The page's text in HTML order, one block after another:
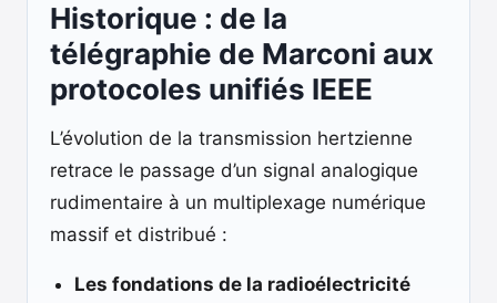
Historique : de la
télégraphie de Marconi aux
protocoles unifiés IEEE
L’évolution de la transmission hertzienne
retrace le passage d’un signal analogique
rudimentaire à un multiplexage numérique
massif et distribué :
Les fondations de la radioélectricité